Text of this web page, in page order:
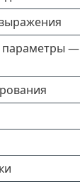
параметры —